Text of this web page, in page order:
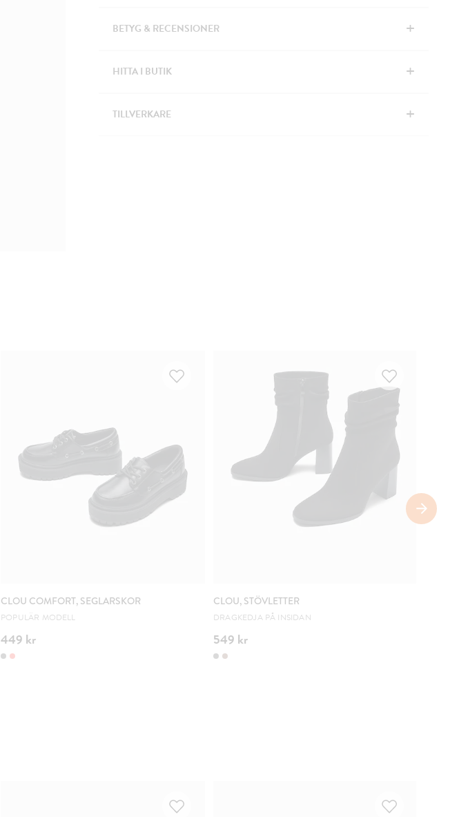
BETYG & RECENSIONER +
HITTA I BUTIK +
TILLVERKARE +
CLOU COMFORT, SEGLARSKOR
POPULÄR MODELL
449 kr
CLOU, STÖVLETTER
DRAGKEDJA PÅ INSIDAN
549 kr